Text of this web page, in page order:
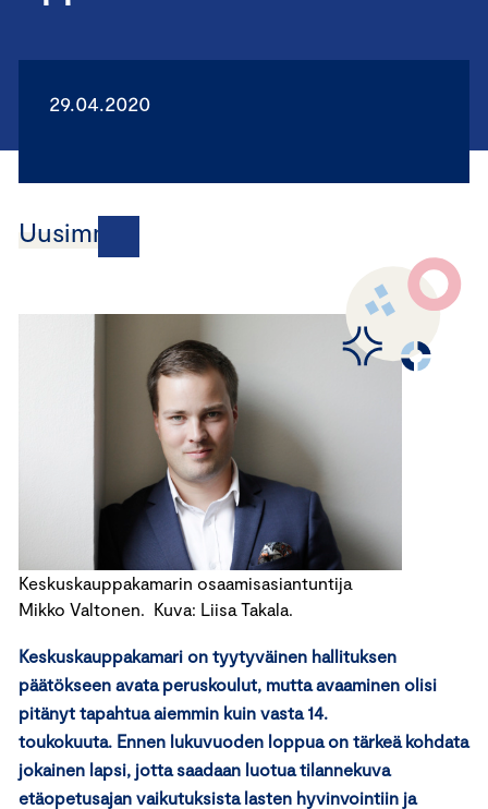
29.04.2020
Uusimmat
Keskuskauppakamarin osaamisasiantuntija
Mikko Valtonen. Kuva: Liisa Takala.
Keskuskauppakamari on tyytyväinen hallituksen
päätökseen avata peruskoulut, mutta avaaminen olisi
pitänyt tapahtua aiemmin kuin vasta 14.
toukokuuta. Ennen lukuvuoden loppua on tärkeä kohdata
jokainen lapsi, jotta saadaan luotua tilannekuva
etäopetusajan vaikutuksista lasten hyvinvointiin ja